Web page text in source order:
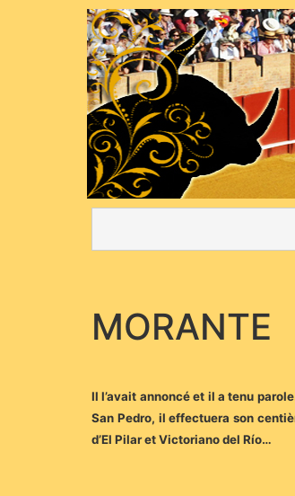
MORANTE
Il l’avait annoncé et il a tenu
San Pedro, il effectuera son
d’El Pilar et Victoriano del Río…